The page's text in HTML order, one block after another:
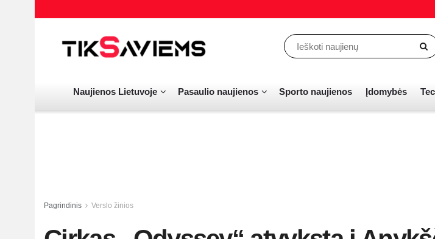
Naujienos Lietuvoje Pasaulio naujienos Sporto naujienos Įdomybės
Pagrindinis Verslo žinios